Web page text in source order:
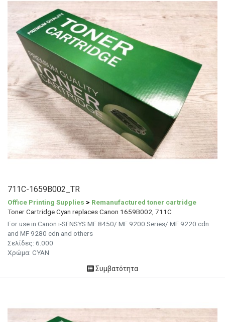
711C-1659B002_TR
Office Printing Supplies > Remanufactured toner cartridge
Toner Cartridge Cyan replaces Canon 1659B002, 711C
For use in Canon i-SENSYS MF 8450/ MF 9200 Series/ MF 9220 cdn
and MF 9280 cdn and others
Σελίδες: 6.000
Χρώμα: CYAN
Συμβατότητα